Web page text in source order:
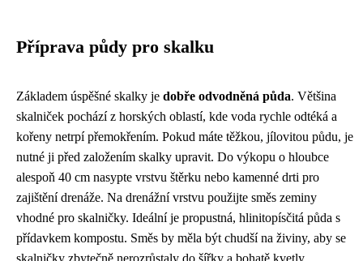
Příprava půdy pro skalku
Základem úspěšné skalky je dobře odvodněná půda. Většina
skalniček pochází z horských oblastí, kde voda rychle odtéká a
kořeny netrpí přemokřením. Pokud máte těžkou, jílovitou půdu, je
nutné ji před založením skalky upravit. Do výkopu o hloubce
alespoň 40 cm nasypte vrstvu štěrku nebo kamenné drti pro
zajištění drenáže. Na drenážní vrstvu použijte směs zeminy
vhodné pro skalničky. Ideální je propustná, hlinitopísčitá půda s
přídavkem kompostu. Směs by měla být chudší na živiny, aby se
skalničky zbytečně nerozrůstaly do šířky a bohatě kvetly.